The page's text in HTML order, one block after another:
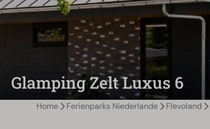
Glamping Zelt Luxus 6
Home Ferienparks Niederlande Flevoland